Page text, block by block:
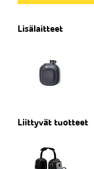
Lisälaitteet
Liittyvät tuotteet